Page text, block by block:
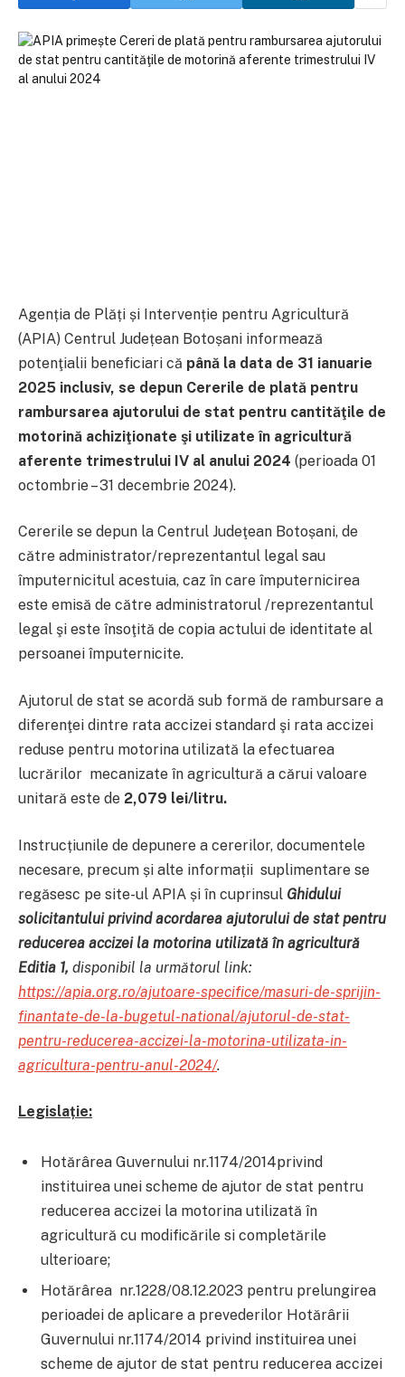
Agenția de Plăți și Intervenție pentru Agricultură
(APIA) Centrul Județean Botoșani informează
potenţialii beneficiari că până la data de 31 ianuarie
2025 inclusiv, se depun Cererile de plată pentru
rambursarea ajutorului de stat pentru cantităţile de
motorină achiziţionate şi utilizate în agricultură
aferente trimestrului IV al anului 2024 (perioada 01
octombrie – 31 decembrie 2024).
Cererile se depun la Centrul Judeţean Botoșani, de
către administrator/reprezentantul legal sau
împuternicitul acestuia, caz în care împuternicirea
este emisă de către administratorul /reprezentantul
legal şi este însoţită de copia actului de identitate al
persoanei împuternicite.
Ajutorul de stat se acordă sub formă de rambursare a
diferenţei dintre rata accizei standard şi rata accizei
reduse pentru motorina utilizată la efectuarea
lucrărilor mecanizate în agricultură a cărui valoare
unitară este de 2,079 lei/litru.
Instrucțiunile de depunere a cererilor, documentele
necesare, precum și alte informații suplimentare se
regăsesc pe site-ul APIA și în cuprinsul Ghidului
solicitantului privind acordarea ajutorului de stat pentru
reducerea accizei la motorina utilizată în agricultură
Editia 1, disponibil la următorul link:
https://apia.org.ro/ajutoare-specifice/masuri-de-sprijin-
finantate-de-la-bugetul-national/ajutorul-de-stat-
pentru-reducerea-accizei-la-motorina-utilizata-in-
agricultura-pentru-anul-2024/.
Legislație:
Hotărârea Guvernului nr.1174/2014privind
instituirea unei scheme de ajutor de stat pentru
reducerea accizei la motorina utilizată în
agricultură cu modificările si completările
ulterioare;
Hotărârea nr.1228/08.12.2023 pentru prelungirea
perioadei de aplicare a prevederilor Hotărârii
Guvernului nr.1174/2014 privind instituirea unei
scheme de ajutor de stat pentru reducerea accizei